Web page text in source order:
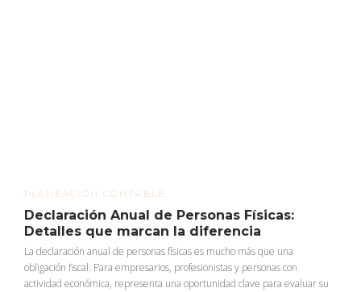
PLANEACIÓN CONTABLE
Declaración Anual de Personas Físicas:
Detalles que marcan la diferencia
La declaración anual de personas físicas es mucho más que una
obligación fiscal. Para empresarios, profesionistas y personas con
actividad económica, representa una oportunidad clave para evaluar su